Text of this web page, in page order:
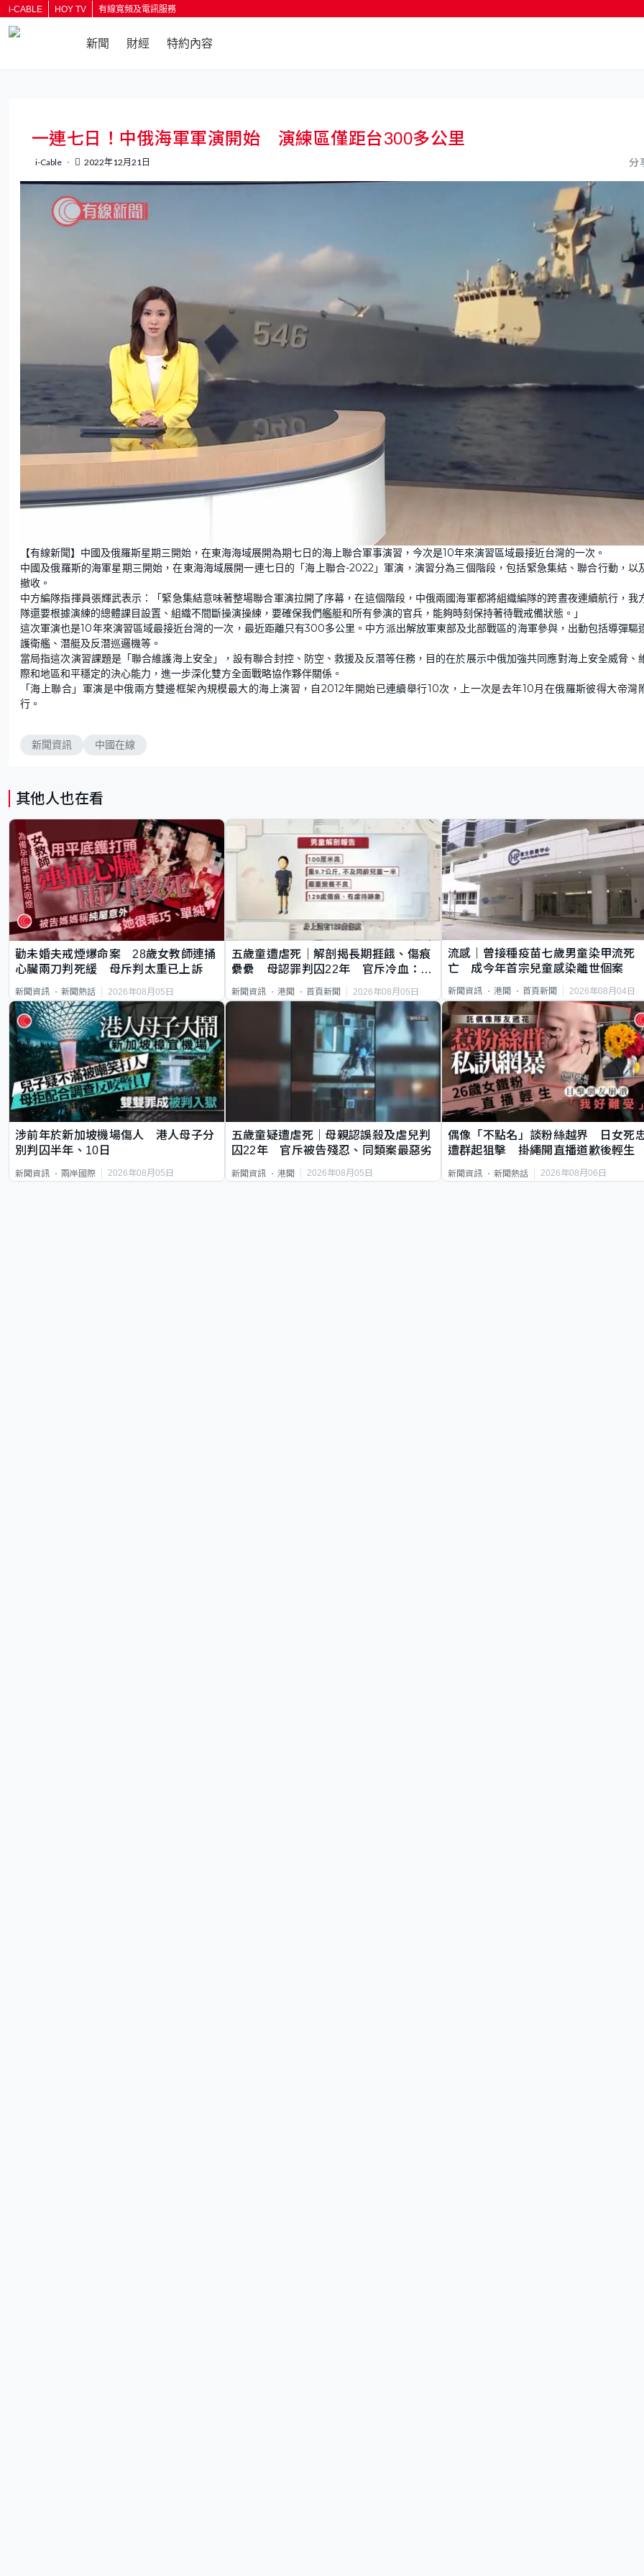
i-CABLE HOY TV 有線寬頻及電訊服務
新聞 財經 特約內容
一連七日！中俄海軍軍演開始 演練區僅距台300多公里
i-Cable 2022年12月21日 分
m
u
t
e
a
d
e
d
6
.
6
2
%
【有線新聞】中國及俄羅斯星期三開始，在東海海域展開為期七日的海上聯合軍事演習，今次是10年來演習區域最接近台灣的一次。
中國及俄羅斯的海軍星期三開始，在東海海域展開一連七日的「海上聯合-2022」軍演，演習分為三個階段，包括緊急集結、聯合行動，以
撤收。
中方編隊指揮員張輝武表示：「緊急集結意味著整場聯合軍演拉開了序幕，在這個階段，中俄兩國海軍都將組織編隊的跨晝夜連續航行，我
隊還要根據演練的總體課目設置、組織不間斷操演操練，要確保我們艦艇和所有參演的官兵，能夠時刻保持著待戰戒備狀態。」
這次軍演也是10年來演習區域最接近台灣的一次，最近距離只有300多公里。中方派出解放軍東部及北部戰區的海軍參與，出動包括導彈驅
護衛艦、潛艇及反潛巡邏機等。
當局指這次演習課題是「聯合維護海上安全」，設有聯合封控、防空、救援及反潛等任務，目的在於展示中俄加強共同應對海上安全威脅、
際和地區和平穩定的決心能力，進一步深化雙方全面戰略協作夥伴關係。
「海上聯合」軍演是中俄兩方雙邊框架內規模最大的海上演習，自2012年開始已連續舉行10次，上一次是去年10月在俄羅斯彼得大帝灣
行。
新聞資訊 中國在線
其他人也在看
勸未婚夫戒煙爆命案 28歲女教師連捅
心臟兩刀判死緩 母斥判太重已上訴
新聞資訊 新聞熱話 2026年08月05日
五歲童遭虐死｜解剖揭長期捱餓、傷痕
纍纍 母認罪判囚22年 官斥冷血：同
類案最惡劣
新聞資訊 港聞 首頁新聞 2026年08月05日
流感｜曾接種疫苗七歲男童染甲流死
亡 成今年首宗兒童感染離世個案
新聞資訊 港聞 首頁新聞 2026年08月04日
涉前年於新加坡機場傷人 港人母子分
別判囚半年、10日
新聞資訊 兩岸國際 2026年08月05日
五歲童疑遭虐死｜母親認誤殺及虐兒判
囚22年 官斥被告殘忍、同類案最惡劣
新聞資訊 港聞 2026年08月05日
偶像「不點名」談粉絲越界 日女死
遭群起狙擊 掛繩開直播道歉後輕生
新聞資訊 新聞熱話 2026年08月06日